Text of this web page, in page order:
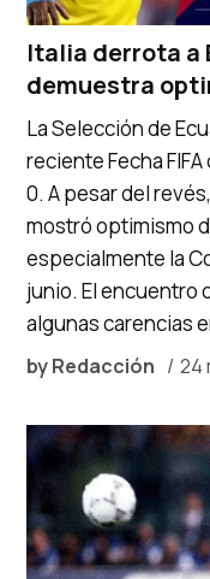
Italia derrota a
demuestra
byRedacción 24
La Selección de
reciente Fecha
0. A pesar del
mostró optimismo
especialmente la
junio. El encuentro
algunas carencias